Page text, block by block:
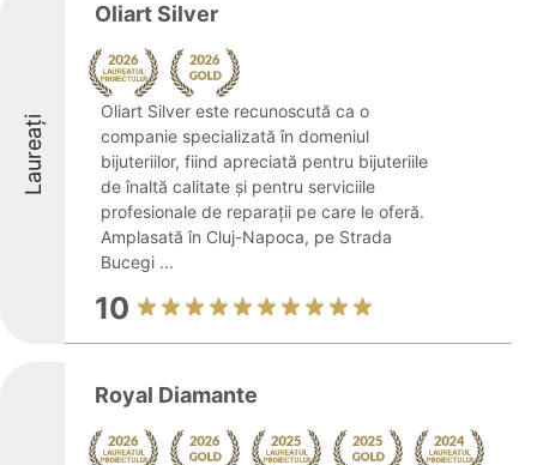
Laureați
Oliart Silver
Oliart Silver este recunoscută ca o
companie specializată în domeniul
bijuteriilor, fiind apreciată pentru bijuteriile
de înaltă calitate și pentru serviciile
profesionale de reparații pe care le oferă.
Amplasată în Cluj-Napoca, pe Strada
Bucegi ...
10
Royal Diamante